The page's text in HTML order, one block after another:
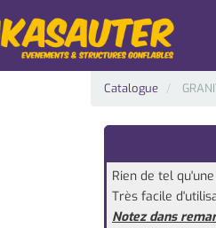
Catalogue
Rien de tel
Très facile
Notez dans